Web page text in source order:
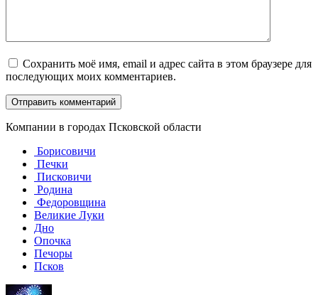
Сохранить моё имя, email и адрес сайта в этом браузере для
последующих моих комментариев.
Компании в городах Псковской области
Борисовичи
Печки
Писковичи
Родина
Федоровщина
Великие Луки
Дно
Опочка
Печоры
Псков